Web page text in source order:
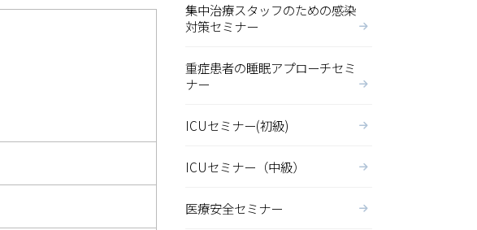
集中治療スタッフのための感染
対策セミナー
重症患者の睡眠アプローチセミ
ナー
ICUセミナー(初級)
ICUセミナー（中級）
医療安全セミナー